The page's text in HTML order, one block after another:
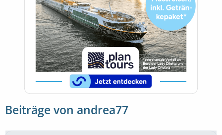
Beiträge von andrea77